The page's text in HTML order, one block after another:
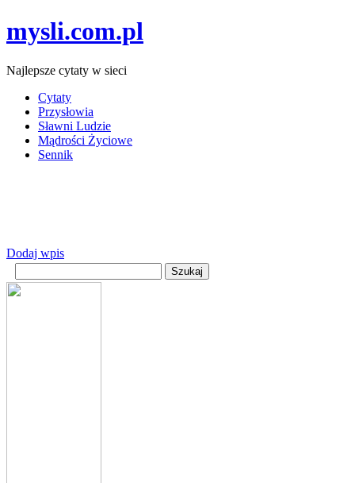
mysli.com.pl
Najlepsze cytaty w sieci
Cytaty
Przysłowia
Sławni Ludzie
Mądrości Życiowe
Sennik
Dodaj wpis